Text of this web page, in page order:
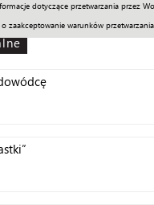
dotyczące przetwarzania przez
o zaakceptowanie warunków